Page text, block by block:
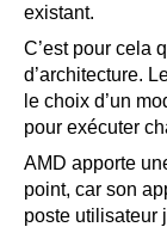
existant.
C’est pour cela
d’architecture.
le choix d’un
pour exécuter
AMD apporte
point, car son
poste utilisateur